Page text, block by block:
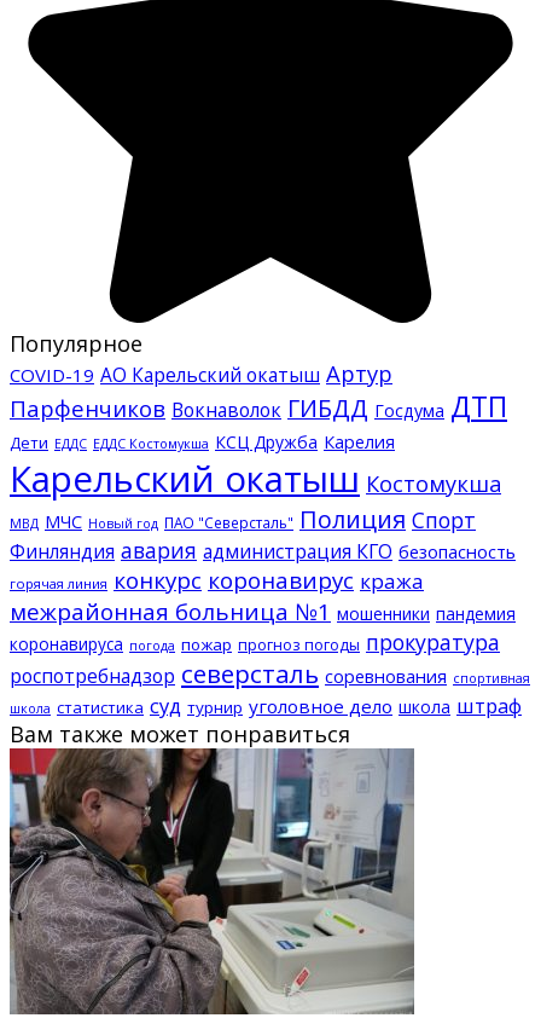
Популярное
COVID-19 АО Карельский окатыш Артур
Парфенчиков Вокнаволок ГИБДД Госдума ДТП
Дети ЕДДС ЕДДС Костомукша КСЦ Дружба Карелия
Карельский окатыш Костомукша
МВД МЧС Новый год ПАО "Северсталь" Полиция Спорт
Финляндия авария администрация КГО безопасность
горячая линия конкурс коронавирус кража
межрайонная больница №1 мошенники пандемия
коронавируса погода пожар прогноз погоды прокуратура
роспотребнадзор северсталь соревнования спортивная
школа статистика суд турнир уголовное дело школа штраф
Вам также может понравиться